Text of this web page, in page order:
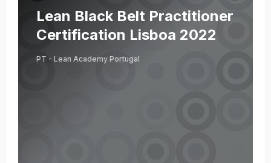
Severino Abad
Luis Angeja
Cursusafbeelding
Cursusnaam
Lean Black Belt Practitioner
Certification Lisboa 2022
PT - Lean Academy Portugal